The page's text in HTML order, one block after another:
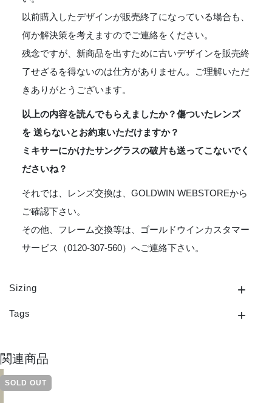
以前購入したデザインが販売終了になっている場合も、
何か解決策を考えますのでご連絡をください。
残念ですが、新商品を出すために古いデザインを販売終
了せざるを得ないのは仕方がありません。ご理解いただ
きありがとうございます。
以上の内容を読んでもらえましたか？傷ついたレンズ
を 送らないとお約束いただけますか？
ミキサーにかけたサングラスの破片も送ってこないでく
ださいね？
それでは、レンズ交換は、GOLDWIN WEBSTOREから
ご確認下さい。
その他、フレーム交換等は、ゴールドウインカスタマー
サービス（0120-307-560）へご連絡下さい。
Sizing
Tags
関連商品
SOLD OUT